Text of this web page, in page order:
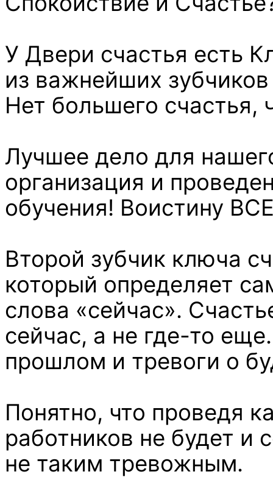
У Двери счастья есть
из важнейших
Нет большего счастья,
Лучшее дело для
организация и
обучения! Воистину
Второй зубчик ключа
который определяет
слова «сейчас».
сейчас, а не где-то
прошлом и тревоги о
Понятно, что проведя
работников не будет и
не таким тревожным.